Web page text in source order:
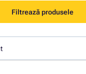
Filtrează produsele